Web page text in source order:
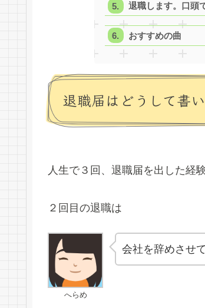
退職します。口頭
おすすめの曲
退職届はどうして書
人生で３回、退職届を出した経
２回目の退職は
へらめ
会社を辞めさせ